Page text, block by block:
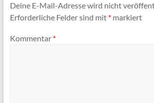
Deine E-Mail-Adresse wird nicht
Erforderliche Felder sind mit *markiert
Kommentar *